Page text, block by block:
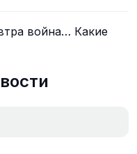
война… Какие